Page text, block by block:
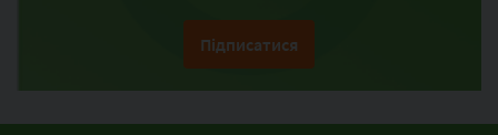
Підписатися